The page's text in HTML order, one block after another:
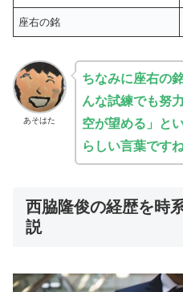
座右の銘
あそはた
ちなみに座右の
んな試練でも努
空が望める」と
らしい言葉ですね
西脇隆俊の経歴を時
説